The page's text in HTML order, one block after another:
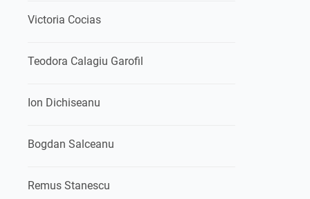
Victoria Cocias
Teodora Calagiu Garofil
Ion Dichiseanu
Bogdan Salceanu
Remus Stanescu